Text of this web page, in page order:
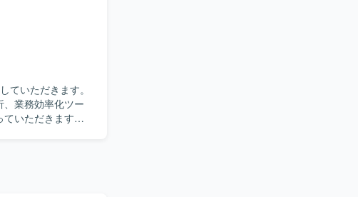
つつ、マイグレ
業務効率化ツー
いただきます。